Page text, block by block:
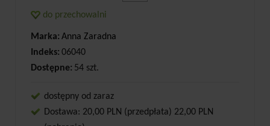
do przechowalni
Marka: Anna Zaradna
Indeks: 06040
Dostępne: 54 szt.
dostępny od zaraz
Dostawa: 20,00 PLN (przedpłata) 22,00 PLN